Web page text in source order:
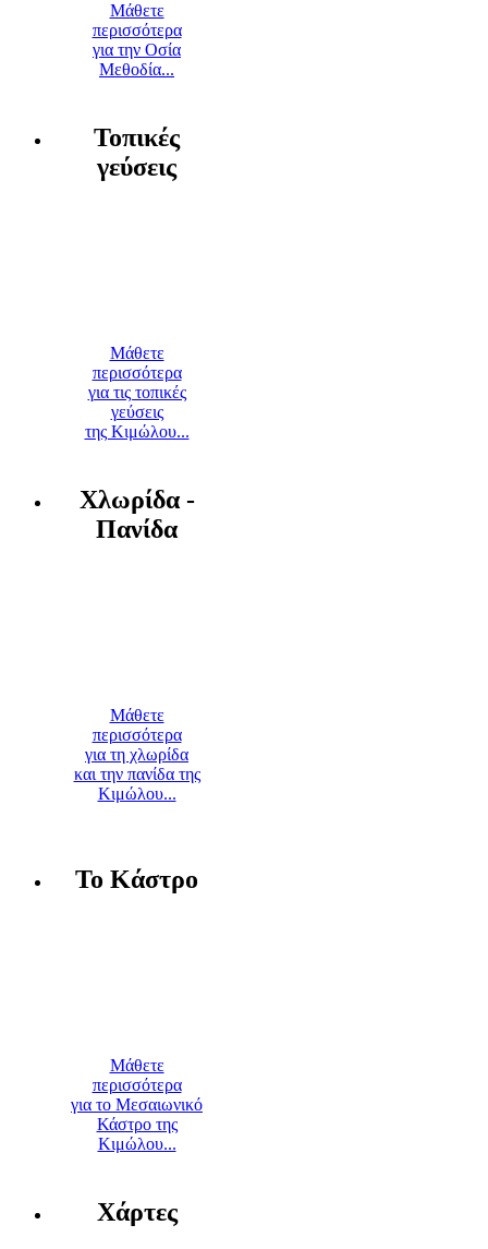
Μάθετε
περισσότερα
για την Οσία
Μεθοδία...
Τοπικές
γεύσεις
Μάθετε
περισσότερα
για τις τοπικές
γεύσεις
της Κιμώλου...
Χλωρίδα -
Πανίδα
Μάθετε
περισσότερα
για τη χλωρίδα
και την πανίδα της
Κιμώλου...
Το Κάστρο
Μάθετε
περισσότερα
για το Μεσαιωνικό
Κάστρο της
Κιμώλου...
Χάρτες